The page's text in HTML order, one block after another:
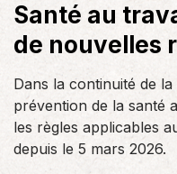
Santé au
de nouvelles
Dans la continuité de
prévention de la santé
les règles applicables
depuis le 5 mars 2026.